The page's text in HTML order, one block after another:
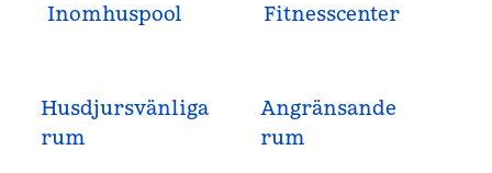
Inomhuspool Fitnesscenter
Husdjursvänliga
rum
Angränsande
rum